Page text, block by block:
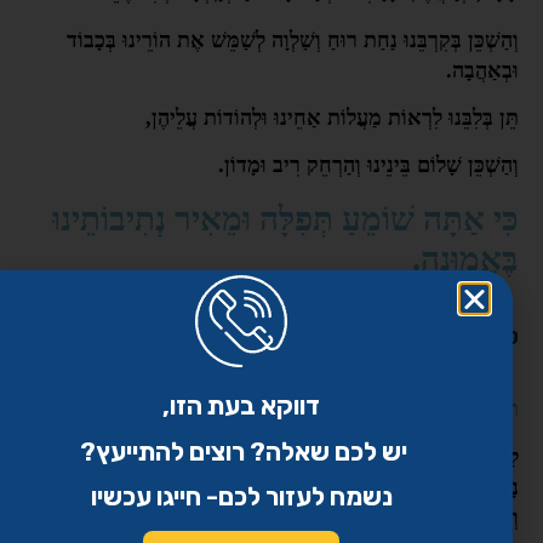
וְהַשְׁכֵּן בְּקִרְבֵּנוּ נַחַת רוּחַ וְשַׁלְוָה לְשַׁמֵּשׁ אֶת הוֹרֵינוּ בְּכָבוֹד
וּבְאַהֲבָה.
תֵּן בְּלִבֵּנוּ לִרְאוֹת מַעֲלוֹת אַחֵינוּ וּלְהוֹדוֹת עֲלֵיהֶן,
וְהַשְׁכֵּן שָׁלוֹם בֵּינֵינוּ וְהַרְחֵק רִיב וּמָדוֹן.
כִּי אַתָּה שׁוֹמֵעַ תְּפִלָּה וּמֵאִיר נְתִיבוֹתֵינוּ
בֶּאֱמוּנָה.
טוב ונכון להתפלל בנחת את פרקי התהילים סט ו-פו:
תהילים סט
לַמְנַצֵּחַ עַל שׁוֹשַׁנִּים לְדָוִד. הוֹשִׁיעֵנִי אֱלֹהִים כִּי בָאוּ מַיִם עַד
נָפֶשׁ. טָבַעְתִּי בִּיוֵן מְצוּלָה וְאֵין מָעֳמָד בָּאתִי בְמַעֲמַקֵּי מַיִם
וְשִׁבֹּלֶת שְׁטָפָתְנִי. יָגַעְתִּי בְקָרְאִי נִחַר גְּרוֹנִי כָּלוּ עֵינַי מְיַחֵל
דווקא בעת הזו,
יש לכם שאלה? רוצים להתייעץ?
נשמח לעזור לכם- חייגו עכשיו